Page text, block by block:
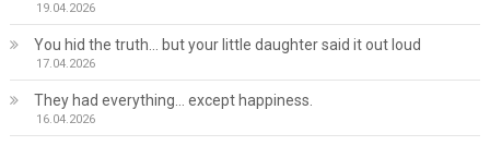
19.04.2026
You hid the truth… but your little daughter said it out loud
17.04.2026
They had everything… except happiness.
16.04.2026